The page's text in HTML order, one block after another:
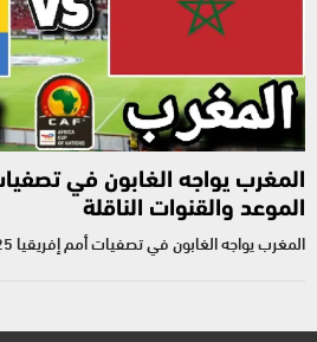
الموعد والقنوات الناقلة
المغرب يواجه الغابون في تصفيات أمم إفريقيا 2025: الموعد والقنوات الناقلة